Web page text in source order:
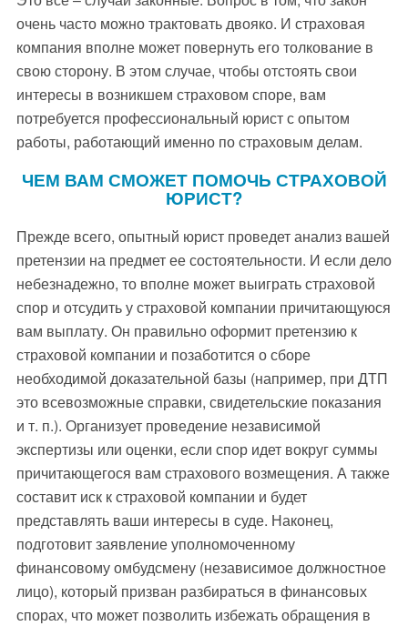
очень часто можно трактовать двояко. И страховая
компания вполне может повернуть его толкование в
свою сторону. В этом случае, чтобы отстоять свои
интересы в возникшем страховом споре, вам
потребуется профессиональный юрист с опытом
работы, работающий именно по страховым делам.
ЧЕМ ВАМ СМОЖЕТ ПОМОЧЬ СТРАХОВОЙ
ЮРИСТ?
Прежде всего, опытный юрист проведет анализ вашей
претензии на предмет ее состоятельности. И если дело
небезнадежно, то вполне может выиграть страховой
спор и отсудить у страховой компании причитающуюся
вам выплату. Он правильно оформит претензию к
страховой компании и позаботится о сборе
необходимой доказательной базы (например, при ДТП
это всевозможные справки, свидетельские показания
и т. п.). Организует проведение независимой
экспертизы или оценки, если спор идет вокруг суммы
причитающегося вам страхового возмещения. А также
составит иск к страховой компании и будет
представлять ваши интересы в суде. Наконец,
подготовит заявление уполномоченному
финансовому омбудсмену (независимое должностное
лицо), который призван разбираться в финансовых
спорах, что может позволить избежать обращения в